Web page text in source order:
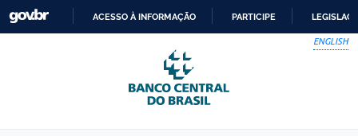
Skip to main content
PARA
O
CONTEÚDO
ACESSO À INFORMAÇÃO PARTICIPE
ENGLISH